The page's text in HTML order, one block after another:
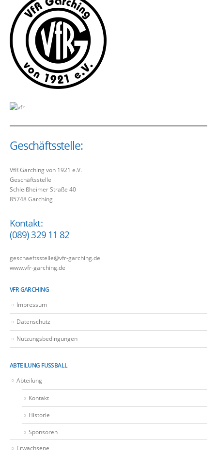
Geschäftsstelle:
VfR Garching von 1921 e.V.
Geschäftsstelle
Schleißheimer Straße 40
85748 Garching
Kontakt:
(089) 329 11 82
geschaeftsstelle@vfr-garching.de
www.vfr-garching.de
VFR GARCHING
Impressum
Datenschutz
Nutzungsbedingungen
ABTEILUNG FUSSBALL
Abteilung
Kontakt
Historie
Sponsoren
Erwachsene